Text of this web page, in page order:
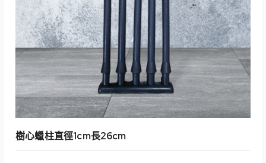
樹心蠟柱直徑1cm長26cm